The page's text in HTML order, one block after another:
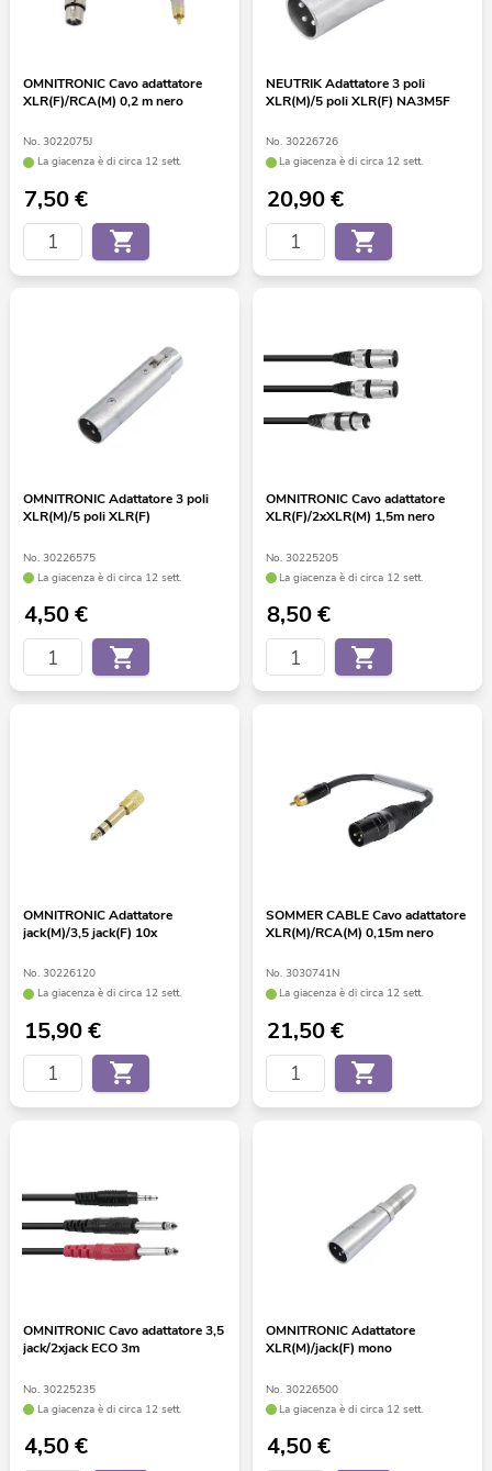
OMNITRONIC Cavo adattatore
XLR(F)/RCA(M) 0,2 m nero
No. 3022075J
La giacenza è di circa 12 sett.
7,50€
NEUTRIK Adattatore 3 poli
XLR(M)/5 poli XLR(F) NA3M5F
No. 30226726
La giacenza è di circa 12 sett.
20,90€
OMNITRONIC Adattatore 3 poli
XLR(M)/5 poli XLR(F)
No. 30226575
La giacenza è di circa 12 sett.
4,50€
OMNITRONIC Cavo adattatore
XLR(F)/2xXLR(M) 1,5m nero
No. 30225205
La giacenza è di circa 12 sett.
8,50€
OMNITRONIC Adattatore
jack(M)/3,5 jack(F) 10x
No. 30226120
La giacenza è di circa 12 sett.
15,90€
SOMMER CABLE Cavo adattatore
XLR(M)/RCA(M) 0,15m nero
No. 3030741N
La giacenza è di circa 12 sett.
21,50€
OMNITRONIC Cavo adattatore 3,5
jack/2xjack ECO 3m
No. 30225235
La giacenza è di circa 12 sett.
4,50€
OMNITRONIC Adattatore
XLR(M)/jack(F) mono
No. 30226500
La giacenza è di circa 12 sett.
4,50€